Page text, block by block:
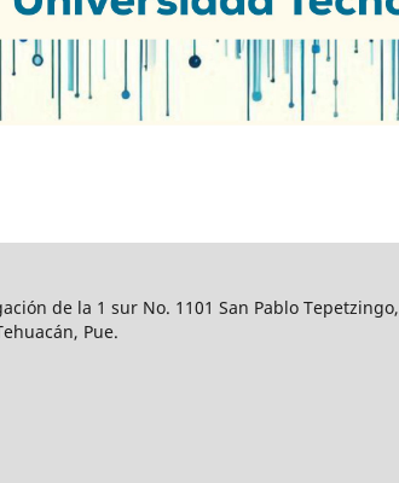
de la 1 sur No. 1101 San Pablo Tepetzingo,
Pue.